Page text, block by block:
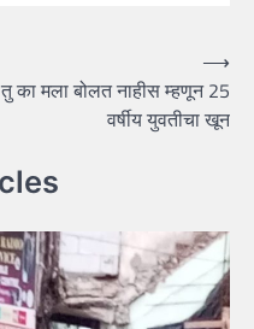
तु का मला बोलत नाहीस म्हणून 25
वर्षीय युवतीचा खून
⟶